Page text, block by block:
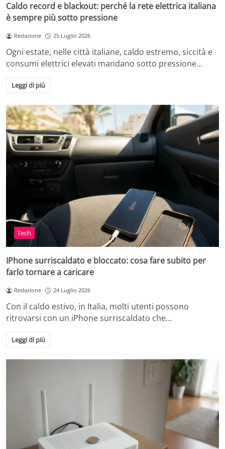
Caldo record e blackout: perché la rete elettrica italiana
è sempre più sotto pressione
Redazione 25 Luglio 2026
Ogni estate, nelle città italiane, caldo estremo, siccità e
consumi elettrici elevati mandano sotto pressione…
Leggi di più
Tech
IPhone surriscaldato e bloccato: cosa fare subito per
farlo tornare a caricare
Redazione 24 Luglio 2026
Con il caldo estivo, in Italia, molti utenti possono
ritrovarsi con un iPhone surriscaldato che…
Leggi di più